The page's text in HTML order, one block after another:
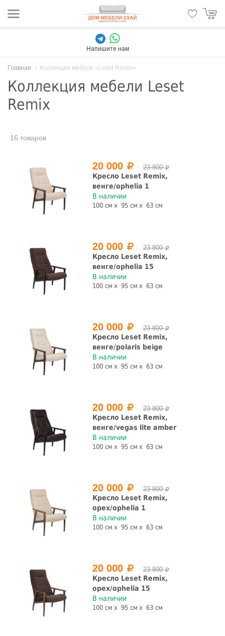
Напишите нам
Главная Коллекция мебели «Leset Remix»
Коллекция мебели Leset
Remix
16 товаров
20 000 23 800
Кресло Leset Remix,
венге/ophelia 1
В наличии
100 см 95 см 63 см
20 000 23 800
Кресло Leset Remix,
венге/ophelia 15
В наличии
100 см 95 см 63 см
20 000 23 800
Кресло Leset Remix,
венге/polaris beige
В наличии
100 см 95 см 63 см
20 000 23 800
Кресло Leset Remix,
венге/vegas lite amber
В наличии
100 см 95 см 63 см
20 000 23 800
Кресло Leset Remix,
орех/ophelia 1
В наличии
100 см 95 см 63 см
20 000 23 800
Кресло Leset Remix,
орех/ophelia 15
В наличии
100 см 95 см 63 см